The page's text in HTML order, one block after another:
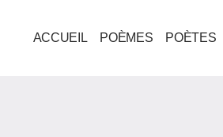
ACCUEIL POÈMES POÈTES